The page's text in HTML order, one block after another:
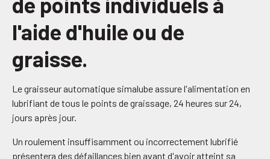
l'aide d'huile ou de
graisse.
Le graisseur automatique simalube assure l'alimentation en
lubrifiant de tous le points de graissage, 24 heures sur 24,
jours après jour.
Un roulement insuffisamment ou incorrectement lubrifié
présentera des défaillances bien avant d'avoir atteint sa